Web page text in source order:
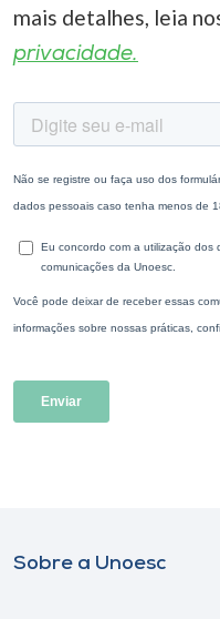
mais detalhes, leia
privacidade.
Sobre a Unoesc